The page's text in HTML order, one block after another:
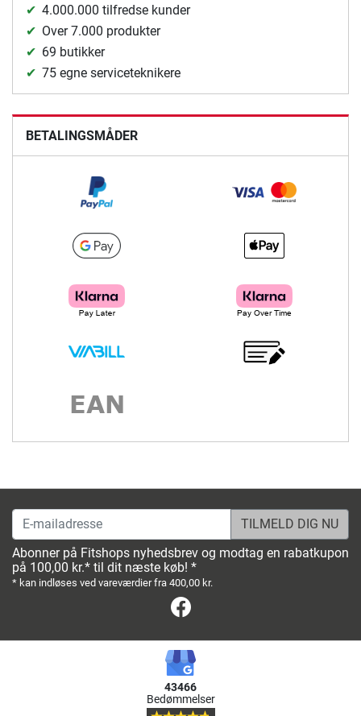
4.000.000 tilfredse kunder
Over 7.000 produkter
69 butikker
75 egne serviceteknikere
BETALINGSMÅDER
E-mailadresse
Abonner på Fitshops nyhedsbrev og modtag en rabatkupon
på 100,00 kr.* til dit næste køb! *
* kan indløses ved vareværdier fra 400,00 kr.
43466
Bedømmelser